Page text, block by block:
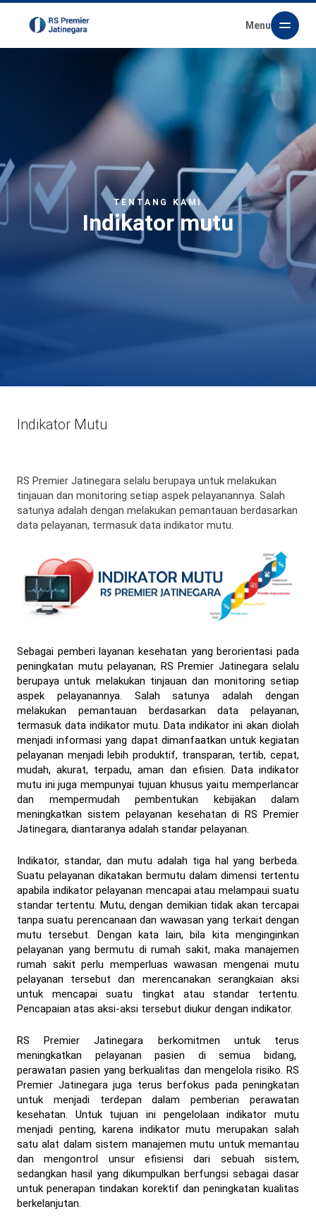
Menu
TENTANG KAMI
Indikator mutu
Indikator Mutu
RS Premier Jatinegara selalu berupaya untuk melakukan
tinjauan dan monitoring setiap aspek pelayanannya. Salah
satunya adalah dengan melakukan pemantauan berdasarkan
data pelayanan, termasuk data indikator mutu.
Sebagai pemberi layanan kesehatan yang berorientasi pada
peningkatan mutu pelayanan, RS Premier Jatinegara selalu
berupaya untuk melakukan tinjauan dan monitoring setiap
aspek pelayanannya. Salah satunya adalah dengan
melakukan pemantauan berdasarkan data pelayanan,
termasuk data indikator mutu. Data indikator ini akan diolah
menjadi informasi yang dapat dimanfaatkan untuk kegiatan
pelayanan menjadi lebih produktif, transparan, tertib, cepat,
mudah, akurat, terpadu, aman dan efisien. Data indikator
mutu ini juga mempunyai tujuan khusus yaitu memperlancar
dan mempermudah pembentukan kebijakan dalam
meningkatkan sistem pelayanan kesehatan di RS Premier
Jatinegara, diantaranya adalah standar pelayanan.
Indikator, standar, dan mutu adalah tiga hal yang berbeda.
Suatu pelayanan dikatakan bermutu dalam dimensi tertentu
apabila indikator pelayanan mencapai atau melampaui suatu
standar tertentu. Mutu, dengan demikian tidak akan tercapai
tanpa suatu perencanaan dan wawasan yang terkait dengan
mutu tersebut. Dengan kata lain, bila kita menginginkan
pelayanan yang bermutu di rumah sakit, maka manajemen
rumah sakit perlu memperluas wawasan mengenai mutu
pelayanan tersebut dan merencanakan serangkaian aksi
untuk mencapai suatu tingkat atau standar tertentu.
Pencapaian atas aksi-aksi tersebut diukur dengan indikator.
RS Premier Jatinegara berkomitmen untuk terus
meningkatkan pelayanan pasien di semua bidang,
perawatan pasien yang berkualitas dan mengelola risiko. RS
Premier Jatinegara juga terus berfokus pada peningkatan
untuk menjadi terdepan dalam pemberian perawatan
kesehatan. Untuk tujuan ini pengelolaan indikator mutu
menjadi penting, karena indikator mutu merupakan salah
satu alat dalam sistem manajemen mutu untuk memantau
dan mengontrol unsur efisiensi dari sebuah sistem,
sedangkan hasil yang dikumpulkan berfungsi sebagai dasar
untuk penerapan tindakan korektif dan peningkatan kualitas
berkelanjutan.